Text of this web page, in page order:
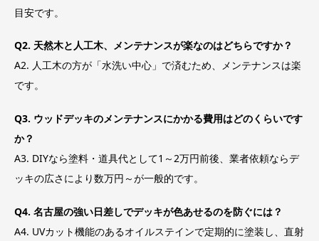
目安です。
Q2. 天然木と人工木、メンテナンスが楽なのはどちらですか？
A2. 人工木の方が「水洗い中心」で済むため、メンテナンスは楽
です。
Q3. ウッドデッキのメンテナンスにかかる費用はどのくらいです
か？
A3. DIYなら塗料・道具代として1～2万円前後、業者依頼ならデ
ッキの広さにより数万円～が一般的です。
Q4. 名古屋の強い日差しでデッキが色あせるのを防ぐには？
A4. UVカット機能のあるオイルステインで定期的に塗装し、直射